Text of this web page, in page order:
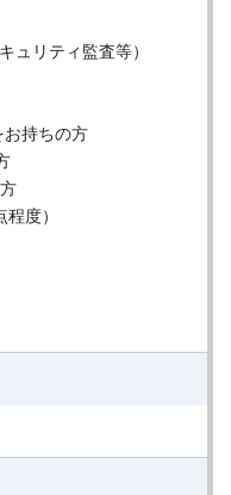
ュリティ監査等）
お持ちの方
度）